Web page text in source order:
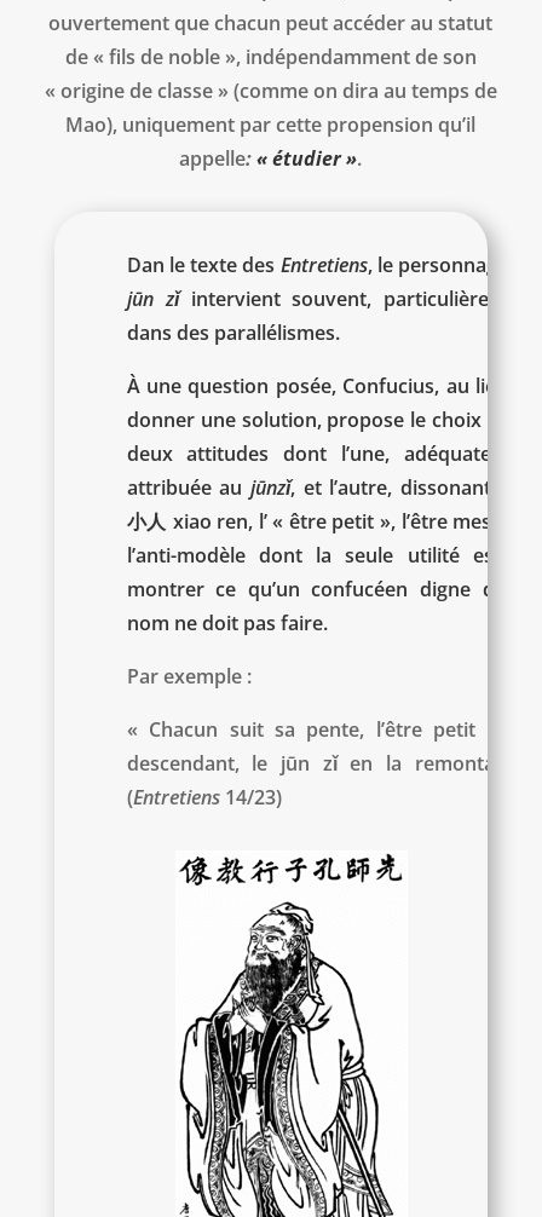
ouvertement que chacun peut accéder au statut
de « fils de noble », indépendamment de son
« origine de classe » (comme on dira au temps de
Mao), uniquement par cette propension qu’il
appelle:« étudier ».
Dan le texte des Entretiens, le personnage du
jūn zǐ intervient souvent, particulièrement
dans des parallélismes.
À une question posée, Confucius, au lieu de
donner une solution, propose le choix entre
deux attitudes dont l’une, adéquate, est
attribuée au jūnzǐ, et l’autre, dissonante, au
小人xiao ren, l’ « être petit », l’être mesquin,
l’anti-modèle dont la seule utilité est de
montrer ce qu’un confucéen digne de ce
nom ne doit pas faire.
Par exemple :
« Chacun suit sa pente, l’être petit en la
descendant, le jūn zǐ en la remontant »
(Entretiens14/23)